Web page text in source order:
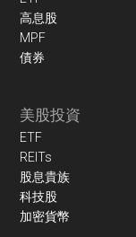
高息股
MPF
債券
美股投資
ETF
REITs
股息貴族
科技股
加密貨幣